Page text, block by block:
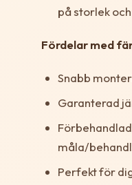
på storlek
Fördelar med
Snabb
Garanterad
måla/
Perfekt för